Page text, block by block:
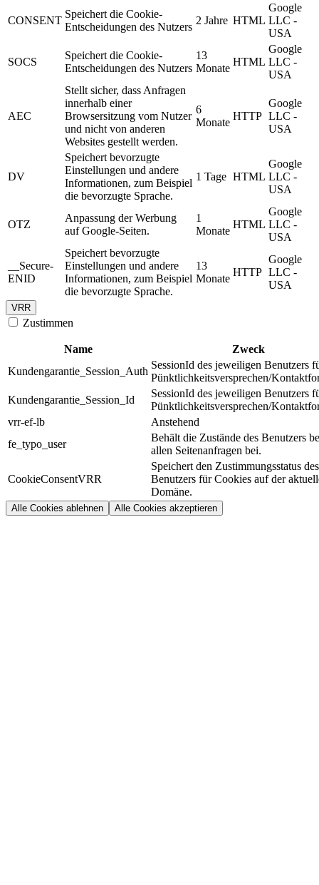
CONSENT
Speichert die Cookie-
Entscheidungen des Nutzers
2 Jahre HTML
Google
LLC -
USA
SOCS
Speichert die Cookie-
Entscheidungen des Nutzers
13
Monate
HTML
Google
LLC -
USA
AEC
Stellt sicher, dass Anfragen
innerhalb einer
Browsersitzung vom Nutzer
und nicht von anderen
Websites gestellt werden.
6
Monate
HTTP
Google
LLC -
USA
DV
Speichert bevorzugte
Einstellungen und andere
Informationen, zum Beispiel
die bevorzugte Sprache.
1 Tage HTML
Google
LLC -
USA
OTZ
Anpassung der Werbung
auf Google-Seiten.
1
Monate
HTML
Google
LLC -
USA
__Secure-
ENID
Speichert bevorzugte
Einstellungen und andere
Informationen, zum Beispiel
die bevorzugte Sprache.
13
Monate
HTTP
Google
LLC -
USA
VRR
Zustimmen
Name
Zweck
Kundengarantie_Session_Auth
SessionId des jeweiligen Benutzers
Pünktlichkeitsversprechen/
Kundengarantie_Session_Id
SessionId des jeweiligen Benutzers
Pünktlichkeitsversprechen/
vrr-ef-lb
Anstehend
fe_typo_user
Behält die Zustände des Benutzers
allen Seitenanfragen bei.
CookieConsentVRR
Speichert den Zustimmungsstatus des
Benutzers für Cookies auf der
Domäne.
Alle Cookies ablehnen Alle Cookies akzeptieren